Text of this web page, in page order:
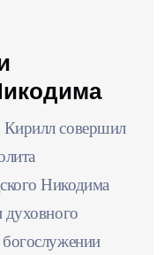
совершил
Никодима
духовного